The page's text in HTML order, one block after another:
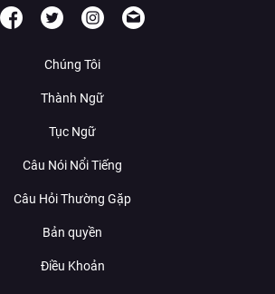
Chúng Tôi
Thành Ngữ
Tục Ngữ
Câu Nói Nổi Tiếng
Câu Hỏi Thường Gặp
Bản quyền
Điều Khoản